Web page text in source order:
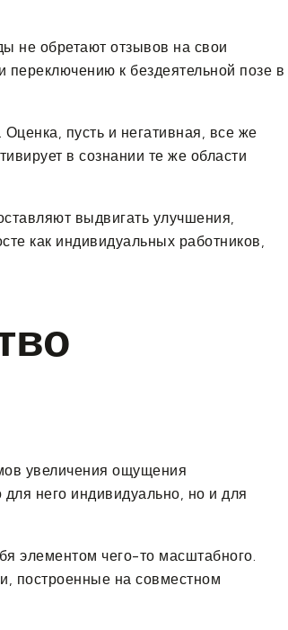
не обретают отзывов на свои
к бездеятельной позе в
пусть и негативная, все же
в сознании те же области
выдвигать улучшения,
как индивидуальных работников,
увеличения ощущения
для него индивидуально, но и для
элементом чего-то масштабного.
построенные на совместном